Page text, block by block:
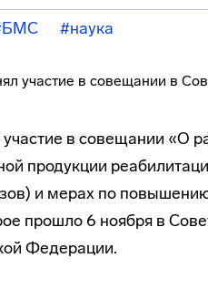
#наука
в совещании «О
продукции
и мерах по
прошло 6 ноября в
Федерации.